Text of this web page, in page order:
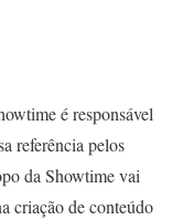
é responsável
referência pelos
da Showtime vai
criação de conteúdo